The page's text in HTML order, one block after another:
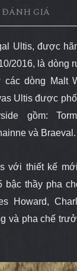
ĐÁNH GIÁ
Ultis, được
2016, là dòng
các dòng Malt
Ultis được
gồm:
và Braeval.
với thiết kế
bậc thầy pha
Howard,
và pha chế